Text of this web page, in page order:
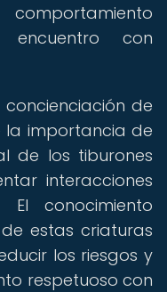
con
de
importancia de
de los tiburones
interacciones
El conocimiento
estas criaturas
los riesgos y
respetuoso con